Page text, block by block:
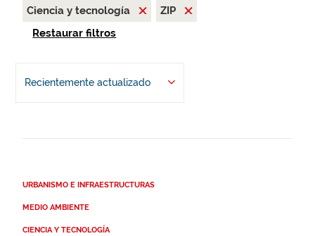
Ciencia y tecnología
ZIP
Restaurar filtros
Recientemente actualizado
URBANISMO E INFRAESTRUCTURAS
MEDIO AMBIENTE
CIENCIA Y TECNOLOGÍA